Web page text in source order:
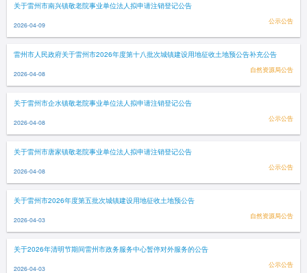
关于雷州市南兴镇敬老院事业单位法人拟申请注销登记公告
2026-04-09 公示公告
雷州市人民政府关于雷州市2026年度第十八批次城镇建设用地征收土地预公告补充公告
2026-04-08 自然资源局公告
关于雷州市企水镇敬老院事业单位法人拟申请注销登记公告
2026-04-08 公示公告
关于雷州市唐家镇敬老院事业单位法人拟申请注销登记公告
2026-04-08 公示公告
关于雷州市2026年度第五批次城镇建设用地征收土地预公告
2026-04-03 自然资源局公告
关于2026年清明节期间雷州市政务服务中心暂停对外服务的公告
2026-04-03 公示公告